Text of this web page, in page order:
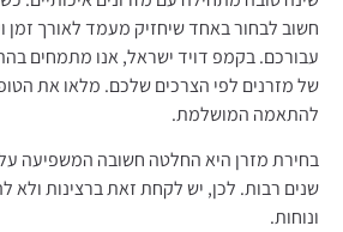
חשוב לבחור באחד שיחזיק מעמד לאורך זמן
עבורכם. בקמפ דויד ישראל, אנו מתמחים
של מזרנים לפי הצרכים שלכם. מלאו את
להתאמה המושלמת.
בחירת מזרן היא החלטה חשובה המשפיעה
שנים רבות. לכן, יש לקחת זאת ברצינות ולא
ונוחות.